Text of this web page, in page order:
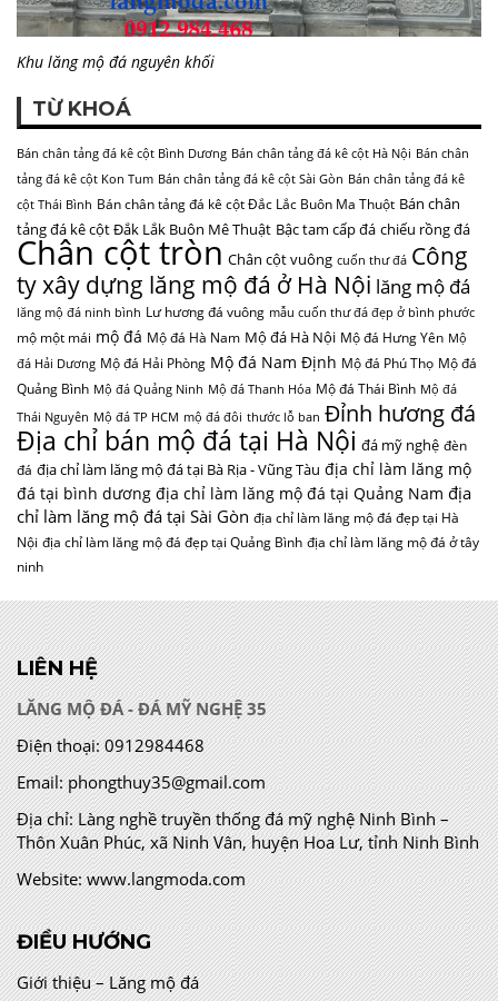
Khu lăng mộ đá nguyên khối
TỪ KHOÁ
Bán chân tảng đá kê cột Bình Dương Bán chân tảng đá kê cột Hà Nội Bán chân
tảng đá kê cột Kon Tum Bán chân tảng đá kê cột Sài Gòn Bán chân tảng đá kê
cột Thái Bình Bán chân tảng đá kê cột Đắc Lắc Buôn Ma Thuột Bán chân
tảng đá kê cột Đắk Lắk Buôn Mê Thuật Bậc tam cấp đá chiếu rồng đá
Chân cột tròn Chân cột vuông cuốn thư đá Công
ty xây dựng lăng mộ đá ở Hà Nội lăng mộ đá
lăng mộ đá ninh bình Lư hương đá vuông mẫu cuốn thư đá đẹp ở bình phước
mộ một mái mộ đá Mộ đá Hà Nam Mộ đá Hà Nội Mộ đá Hưng Yên Mộ
đá Hải Dương Mộ đá Hải Phòng Mộ đá Nam Định Mộ đá Phú Thọ Mộ đá
Quảng Bình Mộ đá Quảng Ninh Mộ đá Thanh Hóa Mộ đá Thái Bình Mộ đá
Thái Nguyên Mộ đá TP HCM mộ đá đôi thước lỗ ban Đỉnh hương đá
Địa chỉ bán mộ đá tại Hà Nội đá mỹ nghệ đèn
đá địa chỉ làm lăng mộ đá tại Bà Rịa - Vũng Tàu địa chỉ làm lăng mộ
đá tại bình dương địa chỉ làm lăng mộ đá tại Quảng Nam địa
chỉ làm lăng mộ đá tại Sài Gòn địa chỉ làm lăng mộ đá đẹp tại Hà
Nội địa chỉ làm lăng mộ đá đẹp tại Quảng Bình địa chỉ làm lăng mộ đá ở tây
ninh
LIÊN HỆ
LĂNG MỘ ĐÁ - ĐÁ MỸ NGHỆ 35
Điện thoại: 0912984468
Email: phongthuy35@gmail.com
Địa chỉ:Làng nghề truyền thống đá mỹ nghệ Ninh Bình –
Thôn Xuân Phúc, xã Ninh Vân, huyện Hoa Lư, tỉnh Ninh Bình
Website: www.langmoda.com
ĐIỀU HƯỚNG
Giới thiệu – Lăng mộ đá